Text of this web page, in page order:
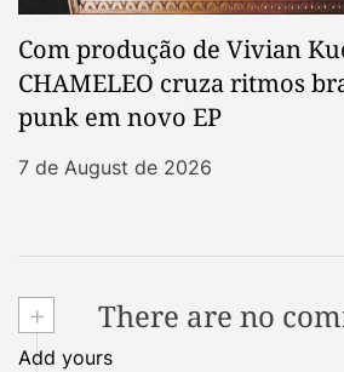
Com produção de Vivian
CHAMELEO cruza ritmos
punk em novo EP
7 de August de 2026
+ There are no
Add yours